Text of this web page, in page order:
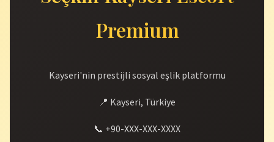
Premium
Kayseri'nin prestijli sosyal eşlik platformu
📍 Kayseri, Türkiye
📞 +90-XXX-XXX-XXXX